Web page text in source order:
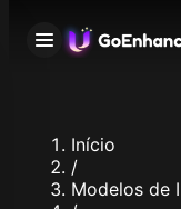
Início
/
Modelos de